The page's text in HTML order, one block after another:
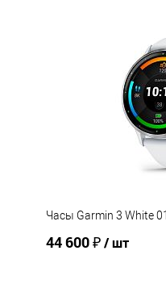
Часы Garmin 3 White
44 600 ₽/ шт